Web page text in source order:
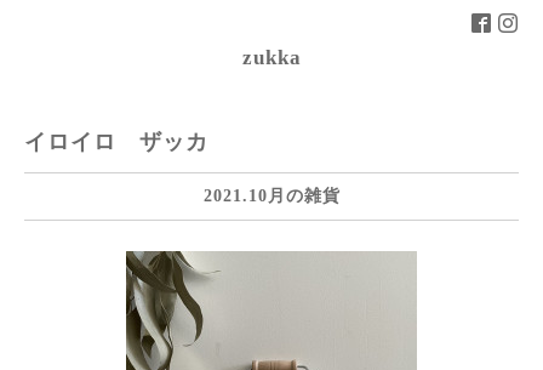
zukka
イロイロ ザッカ
2021.10月の雑貨